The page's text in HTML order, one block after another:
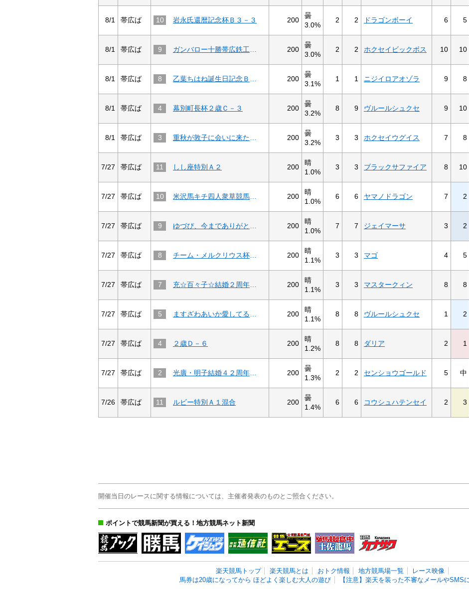
8/1 帯広ば 10 岩永氏還暦記念杯Ｂ３－３ 200
曇
3.0%
2 2 ドラゴンボーイ 6 5
8/1 帯広ば 9 ガンバロー十勝帯広鉄工協会Ｂ４－１混合 200
曇
3.0%
2 2 ホクセイビックボス 10 10
8/1 帯広ば 8 乙葉ちはね誕生日記念Ｂ４－６ 200
曇
3.1%
1 1 ニジイロアオゾラ 9 8
8/1 帯広ば 4 幕別町長杯２歳Ｃ－３ 200
曇
3.2%
8 9 ヴルールシュクセ 9 10
8/1 帯広ば 3 重秋が敦子に会いに来た記念２歳Ｃ－６ 200
曇
3.2%
3 3 ホクセイウグイス 7 8
7/27 帯広ば 11 しし座特別Ａ２ 200
晴
1.0%
3 3 ブラックサファイア 8 10
7/27 帯広ば 10 米沢馬キチ四人衆草競馬流老Ｂ３－７ 200
晴
1.0%
6 6 ヤマノドラゴン 7 2
7/27 帯広ば 9 ゆづぴ、今までありがとう！Ｂ４－３ 200
晴
1.0%
7 7 ジェイマーサ 3 2
7/27 帯広ば 8 チーム・メルクリウス杯Ｂ４－７ 200
晴
1.1%
3 3 マゴ 4 5
7/27 帯広ば 7 充☆百々子☆結婚２周年記念Ｃ１－９ 200
晴
1.1%
3 3 マスタークィン 8 8
7/27 帯広ば 5 ますざわあいか愛してる２歳Ｃ－６ 200
晴
1.1%
8 8 ヴルールシュクセ 1 2
7/27 帯広ば 4 ２歳Ｄ－６ 200
晴
1.2%
8 8 ダリア 2 1
7/27 帯広ば 2 光廣・明子結婚４２周年記念２歳Ｄ－８ 200
曇
1.3%
2 2 センショウゴールド 5 中
7/26 帯広ば 11 ルビー特別Ａ１混合 200
曇
1.4%
6 6 コウシュハテンセイ 2 3
開催当日のレースに関する情報については、主催者発表のものとご照合ください。
ポイントで競馬新聞が買える！地方競馬ネット新聞
楽天競馬トップ 楽天競馬とは おトク情報 地方競馬場一覧
レース映像
馬券は20歳になってから ほどよく楽しむ大人の遊び
【注意】楽天を装った不審なメールやSMS